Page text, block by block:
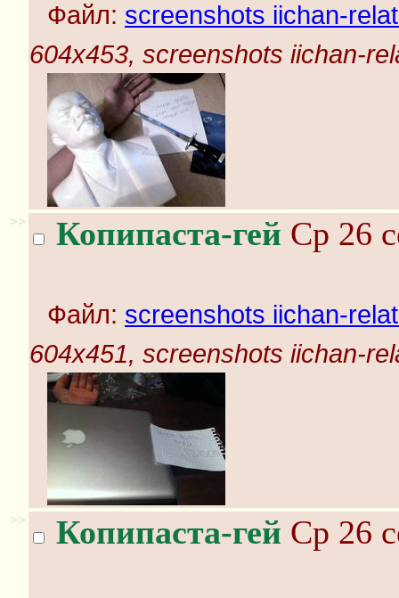
Файл: screenshots iichan-
604x453, screenshots iichan-
>> Копипаста-гей Ср 26
Файл: screenshots iichan-
604x451, screenshots iichan-
>> Копипаста-гей Ср 26